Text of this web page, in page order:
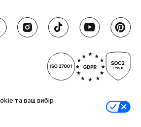
та ваш вибір